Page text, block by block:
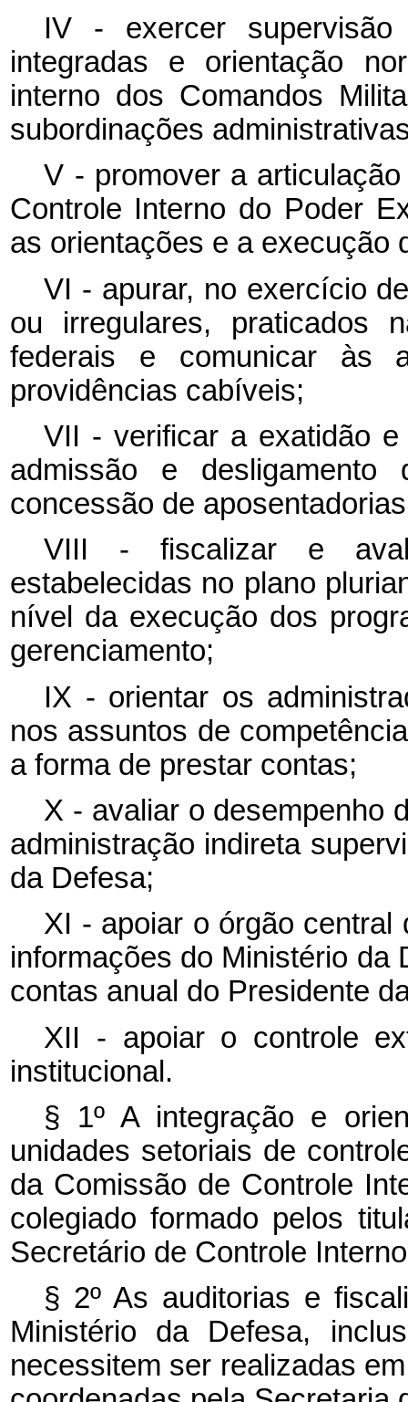
IV - exercer supervisão
integradas e orientação
interno dos Comandos
subordinações
V - promover a
Controle Interno do Poder
as orientações e a execução
VI - apurar, no exercício
ou irregulares, praticados
federais e comunicar às
providências cabíveis;
VII - verificar a exatidão
admissão e
concessão de
VIII - fiscalizar e
estabelecidas no plano
nível da execução dos
gerenciamento;
IX - orientar os
nos assuntos de
a forma de prestar contas;
X - avaliar o desempenho
administração indireta
da Defesa;
XI - apoiar o órgão central
informações do Ministério da
contas anual do Presidente
XII - apoiar o controle
institucional.
§ 1º A integração e
unidades setoriais de
da Comissão de Controle
colegiado formado pelos
Secretário de Controle
§ 2º As auditorias e
Ministério da Defesa,
necessitem ser realizadas